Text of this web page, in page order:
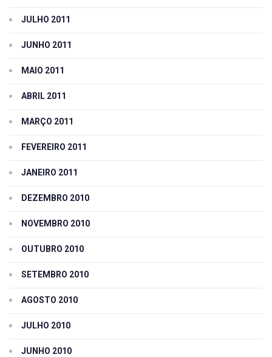
JULHO 2011
JUNHO 2011
MAIO 2011
ABRIL 2011
MARÇO 2011
FEVEREIRO 2011
JANEIRO 2011
DEZEMBRO 2010
NOVEMBRO 2010
OUTUBRO 2010
SETEMBRO 2010
AGOSTO 2010
JULHO 2010
JUNHO 2010